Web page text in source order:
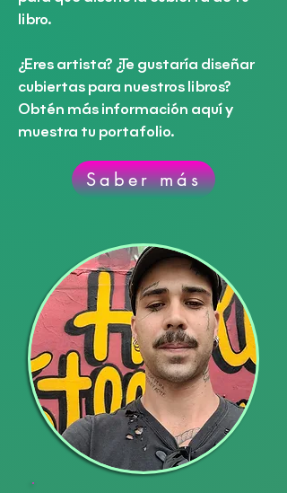
libro.
¿Eres artista? ¿Te gustaría diseñar
cubiertas para nuestros libros?
Obtén más información aquí y
muestra tu portafolio.
Saber más